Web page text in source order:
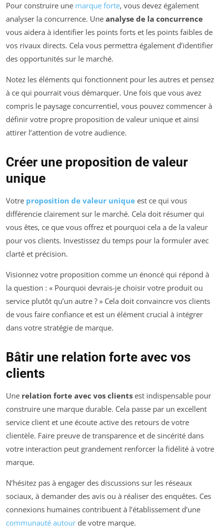
Pour construire une marque forte, vous devez également
analyser la concurrence. Une analyse de la concurrence
vous aidera à identifier les points forts et les points faibles de
vos rivaux directs. Cela vous permettra également d’identifier
des opportunités sur le marché.
Notez les éléments qui fonctionnent pour les autres et pensez
à ce qui pourrait vous démarquer. Une fois que vous avez
compris le paysage concurrentiel, vous pouvez commencer à
définir votre propre proposition de valeur unique et ainsi
attirer l’attention de votre audience.
Créer une proposition de valeur
unique
Votre proposition de valeur unique est ce qui vous
différencie clairement sur le marché. Cela doit résumer qui
vous êtes, ce que vous offrez et pourquoi cela a de la valeur
pour vos clients. Investissez du temps pour la formuler avec
clarté et précision.
Visionnez votre proposition comme un énoncé qui répond à
la question : « Pourquoi devrais-je choisir votre produit ou
service plutôt qu’un autre ? » Cela doit convaincre vos clients
de vous faire confiance et est un élément crucial à intégrer
dans votre stratégie de marque.
Bâtir une relation forte avec vos
clients
Une relation forte avec vos clients est indispensable pour
construire une marque durable. Cela passe par un excellent
service client et une écoute active des retours de votre
clientèle. Faire preuve de transparence et de sincérité dans
votre interaction peut grandement renforcer la fidélité à votre
marque.
N’hésitez pas à engager des discussions sur les réseaux
sociaux, à demander des avis ou à réaliser des enquêtes. Ces
connexions humaines contribuent à l’établissement d’une
communauté autour de votre marque.